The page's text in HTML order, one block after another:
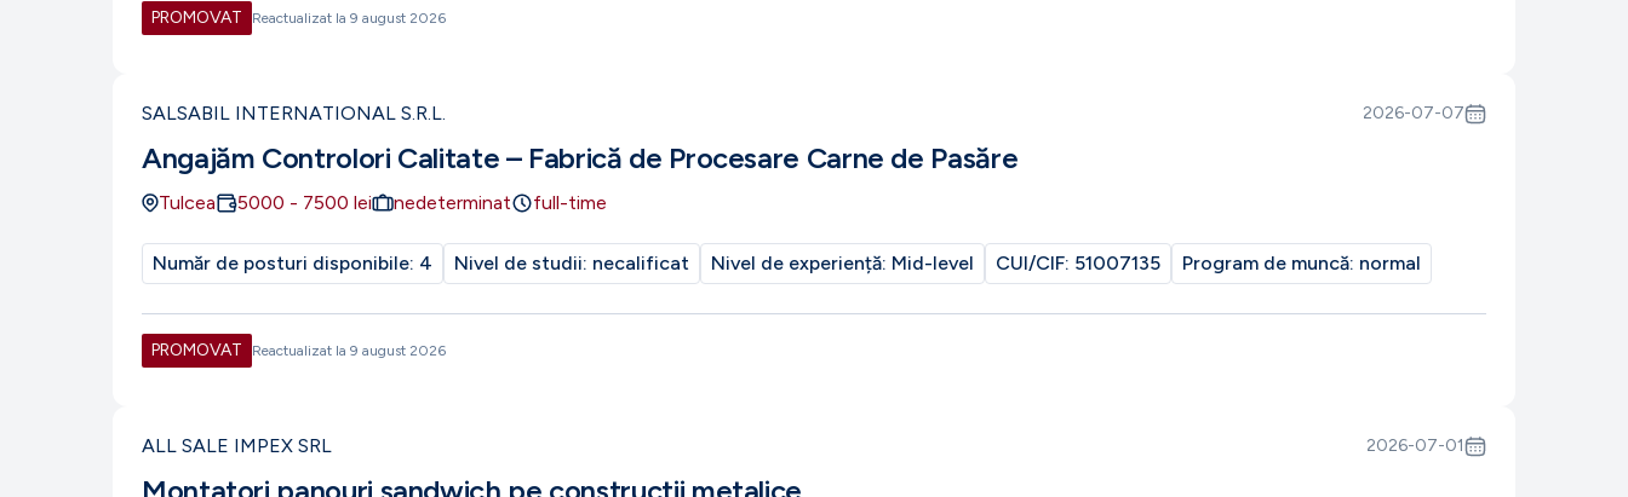
PROMOVAT Reactualizat la 9 august 2026
SALSABIL INTERNATIONAL S.R.L. 2026-07-07
Angajăm Controlori Calitate – Fabrică de Procesare Carne de Pasăre
Tulcea 5000 - 7500 lei nedeterminat full-time
Număr de posturi disponibile: 4 Nivel de studii: necalificat Nivel de experiență: Mid-level CUI/CIF: 51007135 Program de muncă: normal
PROMOVAT Reactualizat la 9 august 2026
ALL SALE IMPEX SRL 2026-07-01